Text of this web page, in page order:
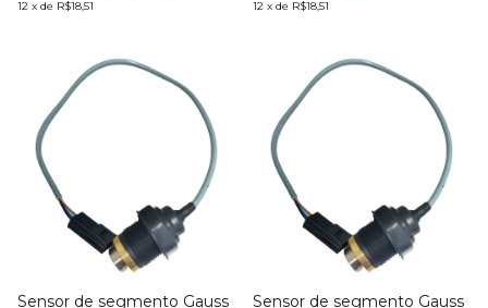
12 x de R$18,51 12 x de R$18,51
Sensor de segmento Gauss
Sensor de segmento Gauss